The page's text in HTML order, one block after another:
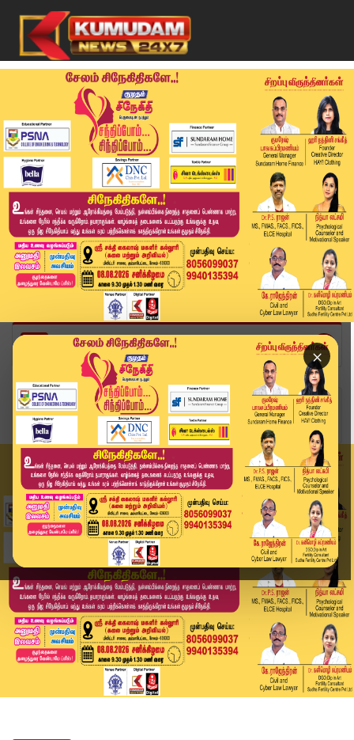
×
Home
வீடியோ ஸ்டோரி
Jayakumar | "திமுக ஆட்சியை தூக்கி எறிய மக்கள் த...